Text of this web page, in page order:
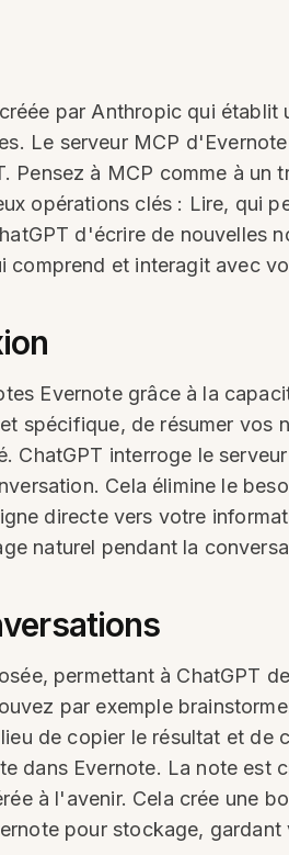
par Anthropic qui
Le serveur MCP
à MCP comme à un
opérations clés : Lire, qui
d'écrire de nouvelles
et interagit avec
Evernote grâce à la
spécifique, de résumer vos
ChatGPT interroge le
Cela élimine le
directe vers votre
naturel pendant la
permettant à ChatGPT
par exemple
de copier le résultat et
dans Evernote. La note est
à l'avenir. Cela crée une
pour stockage,